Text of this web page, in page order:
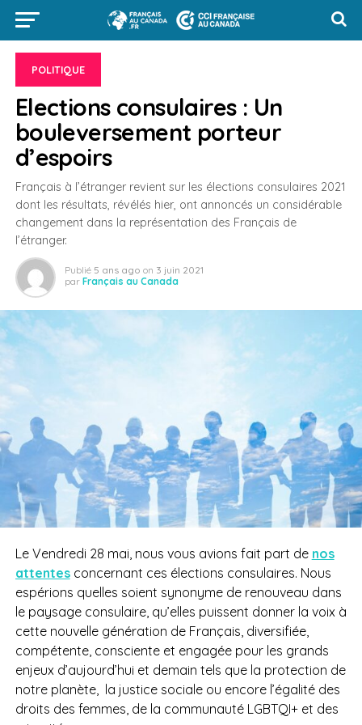
POLITIQUE
Elections consulaires : Un
bouleversement porteur
d’espoirs
Français à l’étranger revient sur les élections consulaires 2021
dont les résultats, révélés hier, ont annoncés un considérable
changement dans la représentation des Français de
l’étranger.
Publié 5 ans ago on 3 juin 2021
par Français au Canada
Le Vendredi 28 mai, nous vous avions fait part de nos
attentesconcernant ces élections consulaires. Nous
espérions quelles soient synonyme de renouveau dans
le paysage consulaire, qu’elles puissent donner la voix à
cette nouvelle génération de Français, diversifiée,
compétente, consciente et engagée pour les grands
enjeux d’aujourd’hui et demain tels que la protection de
notre planète, la justice sociale ou encore l’égalité des
droits des femmes, de la communauté LGBTQI+ et des